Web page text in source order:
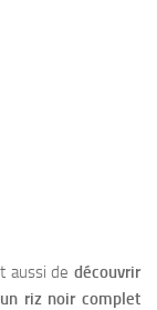
aussi de découvrir
riz noir complet